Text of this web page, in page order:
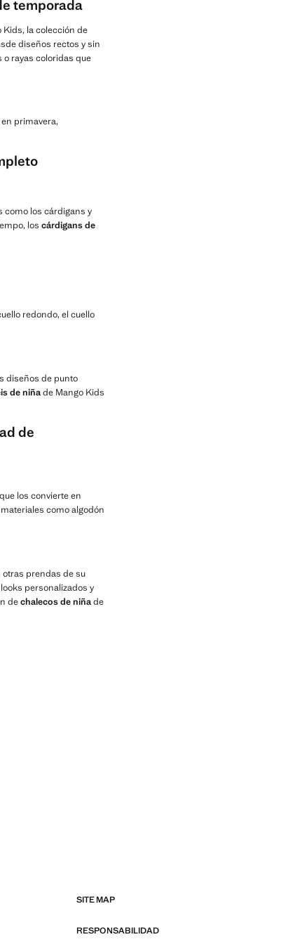
temporada
la colección de
diseños rectos y sin
rayas coloridas que
primavera,
los cárdigans y
los cárdigans de
redondo, el cuello
diseños de punto
de niñade Mango Kids
de
los convierte en
como algodón
prendas de su
personalizados y
dechalecos de niñade
SITE MAP
RESPONSABILIDAD